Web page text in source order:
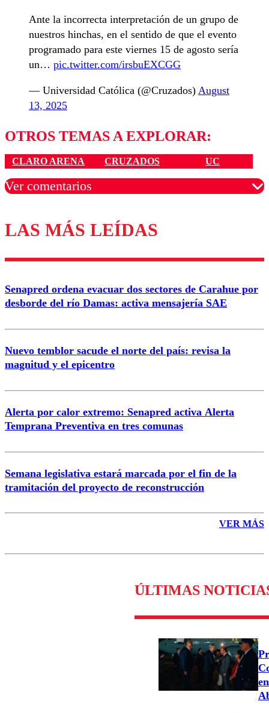
Ante la incorrecta interpretación de un grupo de
nuestros hinchas, en el sentido de que el evento
programado para este viernes 15 de agosto sería
un… pic.twitter.com/irsbuEXCGG
— Universidad Católica (@Cruzados) August
13, 2025
OTROS TEMAS A EXPLORAR:
CLARO ARENA CRUZADOS UC
Ver comentarios
Los comentarios son moderados para garantizar un
diálogo respetuoso.
Correo
LAS MÁS LEÍDAS
Senapred ordena evacuar dos sectores de Carahue por
desborde del río Damas: activa mensajería SAE
Nuevo temblor sacude el norte del país: revisa la
magnitud y el epicentro
Alerta por calor extremo: Senapred activa Alerta
Temprana Preventiva en tres comunas
Semana legislativa estará marcada por el fin de la
tramitación del proyecto de reconstrucción
VER MÁS
ÚLTIMAS